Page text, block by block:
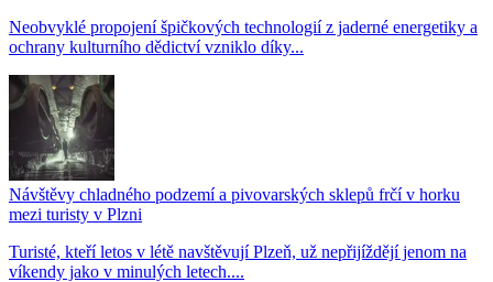
Neobvyklé propojení špičkových technologií z jaderné energetiky a
ochrany kulturního dědictví vzniklo díky...
Návštěvy chladného podzemí a pivovarských sklepů frčí v horku
mezi turisty v Plzni
Turisté, kteří letos v létě navštěvují Plzeň, už nepřijíždějí jenom na
víkendy jako v minulých letech....